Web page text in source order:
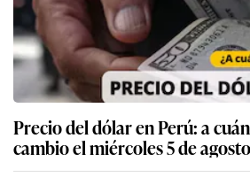
Precio del dólar en Perú: a
cambio el miércoles 5 de